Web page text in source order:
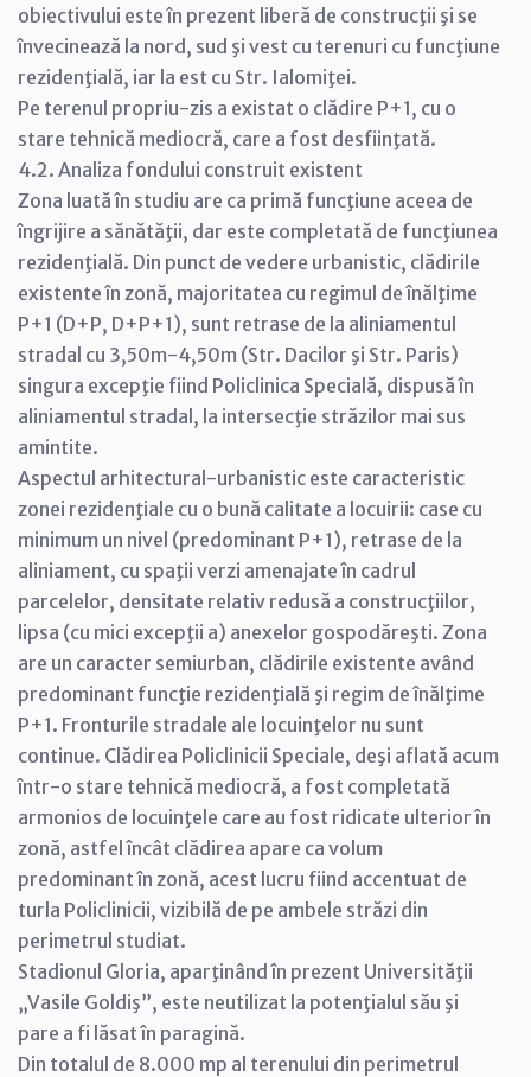
obiectivului este în prezent liberă de construcţii şi se
învecinează la nord, sud şi vest cu terenuri cu funcţiune
rezidenţială, iar la est cu Str. Ialomiţei.
Pe terenul propriu-zis a existat o clădire P+1, cu o
stare tehnică mediocră, care a fost desfiinţată.
4.2. Analiza fondului construit existent
Zona luată în studiu are ca primă funcţiune aceea de
îngrijire a sănătăţii, dar este completată de funcţiunea
rezidenţială. Din punct de vedere urbanistic, clădirile
existente în zonă, majoritatea cu regimul de înălţime
P+1 (D+P, D+P+1), sunt retrase de la aliniamentul
stradal cu 3,50m-4,50m (Str. Dacilor şi Str. Paris)
singura excepţie fiind Policlinica Specială, dispusă în
aliniamentul stradal, la intersecţie străzilor mai sus
amintite.
Aspectul arhitectural-urbanistic este caracteristic
zonei rezidenţiale cu o bună calitate a locuirii: case cu
minimum un nivel (predominant P+1), retrase de la
aliniament, cu spaţii verzi amenajate în cadrul
parcelelor, densitate relativ redusă a construcţiilor,
lipsa (cu mici excepţii a) anexelor gospodăreşti. Zona
are un caracter semiurban, clădirile existente având
predominant funcţie rezidenţială şi regim de înălţime
P+1. Fronturile stradale ale locuinţelor nu sunt
continue. Clădirea Policlinicii Speciale, deşi aflată acum
într-o stare tehnică mediocră, a fost completată
armonios de locuinţele care au fost ridicate ulterior în
zonă, astfel încât clădirea apare ca volum
predominant în zonă, acest lucru fiind accentuat de
turla Policlinicii, vizibilă de pe ambele străzi din
perimetrul studiat.
Stadionul Gloria, aparţinând în prezent Universităţii
„Vasile Goldiş”, este neutilizat la potenţialul său şi
pare a fi lăsat în paragină.
Din totalul de 8.000 mp al terenului din perimetrul